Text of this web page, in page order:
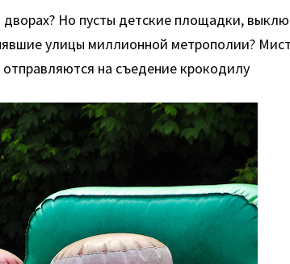
Но пусты детские площадки,
улицы миллионной метрополии?
на съедение крокодилу